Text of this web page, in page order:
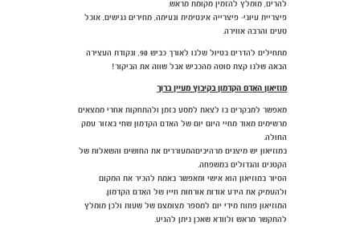
להרים, מומלץ להזמין מקומת מראש.
פיצריית עיוני- פיצרייה אינטימית ונעימה, מחירים נגישים, אוכל
טעים והרבה אווירה.
מתחילים להדרים בטיול שלנו לאורך כביש 90, ונקודת העצירה
הבאה שלנו קצת סוטה מהכביש אבל שווה את הביקור!
מוזיאון האדם הקדמון בקיבוץ מעיין ברוך
מאפשר למבקרים בו לצאת למסע בזמן ולהתחקות אחרי ממצאים
מרשימים מאוד מחיי היום יום של האדם הקדמון שחי באזור עמק
החולה.
במוזיאון יש מיצגים מרהיביםהמעוררים את החושים והשאלות של
הקטנים והגדולים במשפחה.
הסיור במוזיאון הוא אישי ומאפשר באמת להכיר את המקום
ולהעמיק את הידע אודות אורחות חייו של האדם הקדמון.
המוזיאון פתוח מידי יום למספר מצומצם של שעות ולכן מומלץ
להתקשר מראש ולוודא שאכן ניתן להגיע.